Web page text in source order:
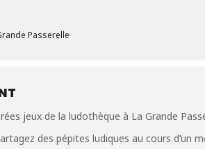
Passerelle
jeux de la ludothèque à La Grande
des pépites ludiques au cours